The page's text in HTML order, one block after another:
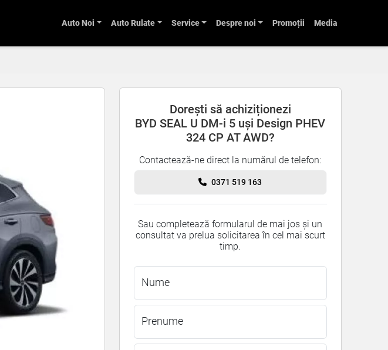
Auto Noi Auto Rulate Service Despre noi Promoții Media
Dorești să achiziționezi
BYD SEAL U DM-i 5 uși Design PHEV
324 CP AT AWD?
Contactează-ne direct la numărul de telefon:
0371 519 163
Sau completează formularul de mai jos și un
consultat va prelua solicitarea în cel mai scurt
timp.
Nume
Prenume